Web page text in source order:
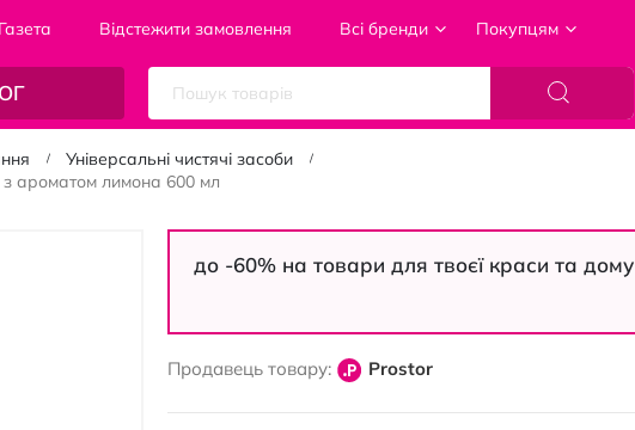
Газета Відстежити замовлення Всі бренди Покупцям
Універсальні чистячі засоби
з ароматом лимона 600 мл
до -60% на товари для твоєї краси та дому
Продавець товару: Prostor